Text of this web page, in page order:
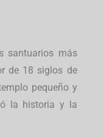
santuarios más
de 18 siglos de
pequeño y
la historia y la